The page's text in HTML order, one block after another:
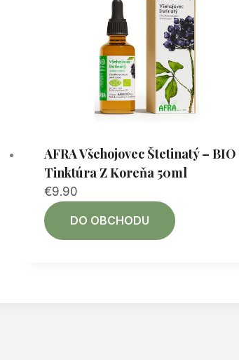
AFRA Všehojovec Štetinatý – BIO
Tinktúra Z Koreňa 50ml
€9.90
DO OBCHODU